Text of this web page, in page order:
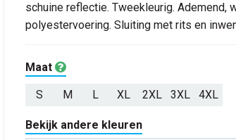
schuine reflectie. Tweekleurig. Ademend,
polyestervoering. Sluiting met rits en
Maat
S M L XL 2XL 3XL 4XL
Bekijk andere kleuren